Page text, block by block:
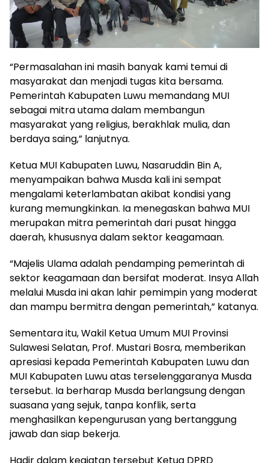
“Permasalahan ini masih banyak kami temui di
masyarakat dan menjadi tugas kita bersama.
Pemerintah Kabupaten Luwu memandang MUI
sebagai mitra utama dalam membangun
masyarakat yang religius, berakhlak mulia, dan
berdaya saing,” lanjutnya.
Ketua MUI Kabupaten Luwu, Nasaruddin Bin A,
menyampaikan bahwa Musda kali ini sempat
mengalami keterlambatan akibat kondisi yang
kurang memungkinkan. Ia menegaskan bahwa MUI
merupakan mitra pemerintah dari pusat hingga
daerah, khususnya dalam sektor keagamaan.
“Majelis Ulama adalah pendamping pemerintah di
sektor keagamaan dan bersifat moderat. Insya Allah
melalui Musda ini akan lahir pemimpin yang moderat
dan mampu bermitra dengan pemerintah,” katanya.
Sementara itu, Wakil Ketua Umum MUI Provinsi
Sulawesi Selatan, Prof. Mustari Bosra, memberikan
apresiasi kepada Pemerintah Kabupaten Luwu dan
MUI Kabupaten Luwu atas terselenggaranya Musda
tersebut. Ia berharap Musda berlangsung dengan
suasana yang sejuk, tanpa konflik, serta
menghasilkan kepengurusan yang bertanggung
jawab dan siap bekerja.